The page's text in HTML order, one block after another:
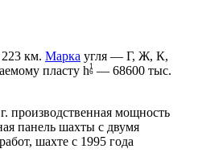
км. Марка угля — Г, Ж, К,
пласту h 1
6 — 68600 тыс.
производственная мощность
панель шахты с двумя
шахте с 1995 года